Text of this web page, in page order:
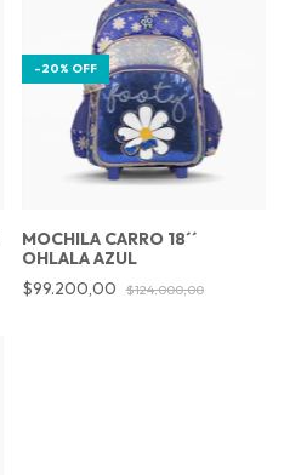
-20% OFF
MOCHILA CARRO 18´´
OHLALA AZUL
$99.200,00
$124.000,00